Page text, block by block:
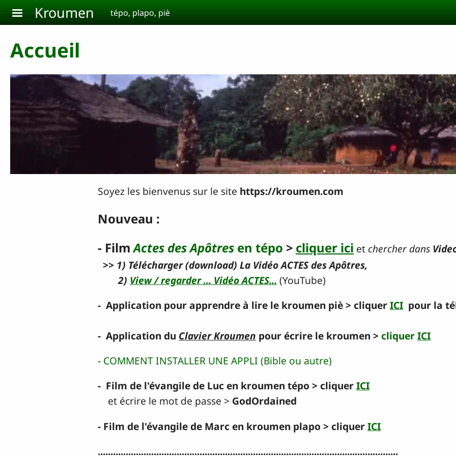
Aller au contenu principal
Kroumen tépo, plapo, piè
Accueil
Soyez les bienvenus sur le site https://kroumen.com
Nouveau :
- FilmActes des Apôtres en tépo > cliquer ici et chercher dans
>> 1) Télécharger (download) La Vidéo ACTES des Apôtres,
2) View / regarder ... Vidéo ACTES... (YouTube)
- Application pour apprendre à lire le kroumen piè > cliquerICI pour la
- Application du Clavier Kroumen pour écrire le kroumen > cliquerICI
- COMMENT INSTALLER UNE APPLI (Bible ou autre)
- Film de l'évangile de Luc en kroumen tépo > cliquerICI
et écrire le mot de passe > GodOrdained
- Film de l'évangile de Marc en kroumen plapo > cliquerICI
......................................................................................................................